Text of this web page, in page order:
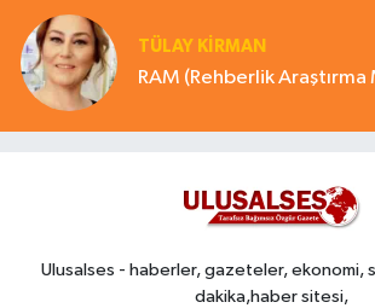
TÜLAY KİRMAN
Ulusalses - haberler, gazeteler, ekonomi,
dakika,haber sitesi,